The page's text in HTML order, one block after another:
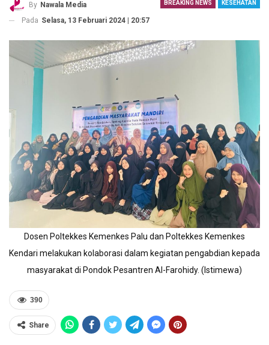
BREAKING NEWS KESEHATAN
By Nawala Media
Pada Selasa, 13 Februari 2024 | 20:57
Dosen Poltekkes Kemenkes Palu dan Poltekkes Kemenkes
Kendari melakukan kolaborasi dalam kegiatan pengabdian kepada
masyarakat di Pondok Pesantren Al-Farohidy. (Istimewa)
390
Share